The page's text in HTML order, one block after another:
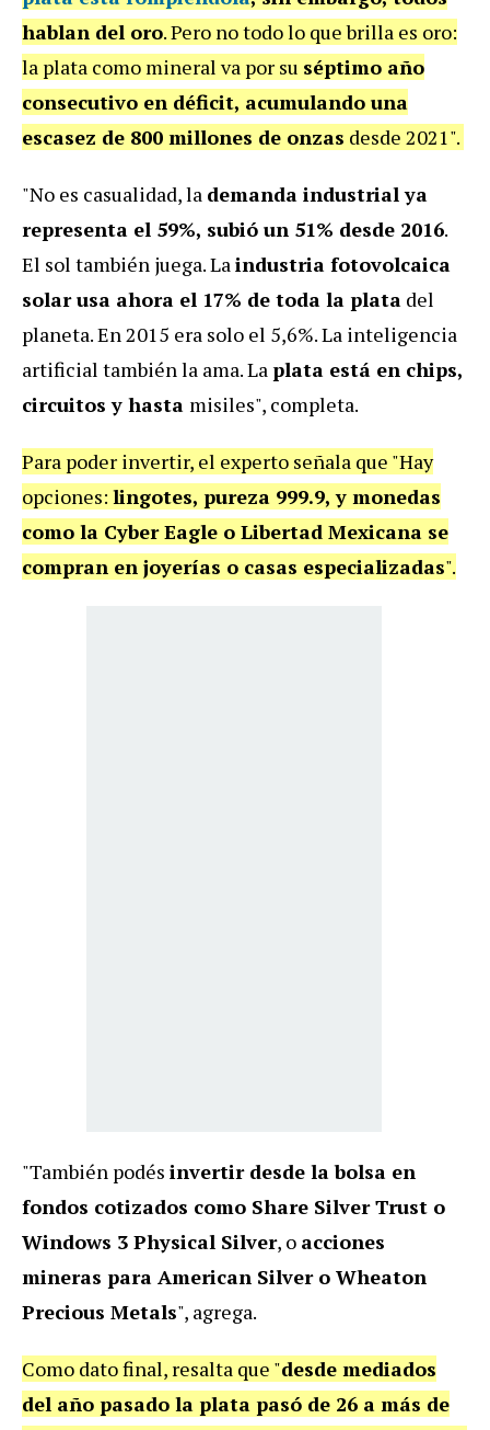
hablan del oro. Pero no todo lo que brilla es oro:
la plata como mineral va por su séptimo año
consecutivo en déficit, acumulando una
escasez de 800 millones de onzas desde 2021".
"No es casualidad, la demanda industrial ya
representa el 59%, subió un 51% desde 2016.
El sol también juega. Laindustria fotovolcaica
solar usa ahora el 17% de toda la plata del
planeta. En 2015 era solo el 5,6%. La inteligencia
artificial también la ama. Laplata está en chips,
circuitos y hasta misiles", completa.
Para poder invertir, el experto señala que "Hay
opciones: lingotes, pureza 999.9, y monedas
como la Cyber Eagle o Libertad Mexicana se
compran en joyerías o casas especializadas".
"También podés invertir desde la bolsa en
fondos cotizados como Share Silver Trust o
Windows 3 Physical Silver, o acciones
mineras para American Silver o Wheaton
Precious Metals", agrega.
Como dato final, resalta que "desde mediados
del año pasado la plata pasó de 26 a más de